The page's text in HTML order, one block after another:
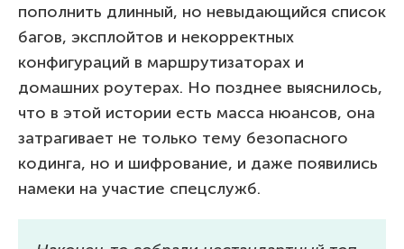
пополнить длинный, но невыдающийся список
багов, эксплойтов и некорректных
конфигураций в маршрутизаторах и
домашних роутерах. Но позднее выяснилось,
что в этой истории есть масса нюансов, она
затрагивает не только тему безопасного
кодинга, но и шифрование, и даже появились
намеки на участие спецслужб.